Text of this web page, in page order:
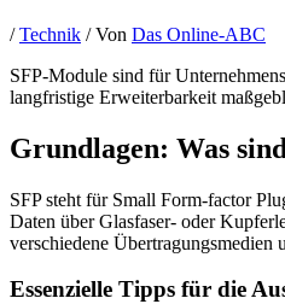
/Technik / Von Das Online-ABC
SFP-Module sind für
langfristige Erweiterbarkeit
Grundlagen: Was
SFP steht für Small Form-factor
Daten über Glasfaser- oder
verschiedene Übertragungsmedien
Essenzielle Tipps für die